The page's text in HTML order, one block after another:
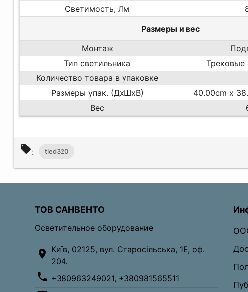
Светимость, Лм
Размеры и вес
Монтаж
Тип светильника
Трековые
Количество товара в упаковке
Размеры упак. (ДхШхВ)
40.00cm x
Вес
local_offer: tled320
ТОВ САНВЕНТО
Осветительное оборудование
location_on Київ, 02125, вул. Старосільська, 1Е, оф.
204.
phone +380963249021, +380981565511